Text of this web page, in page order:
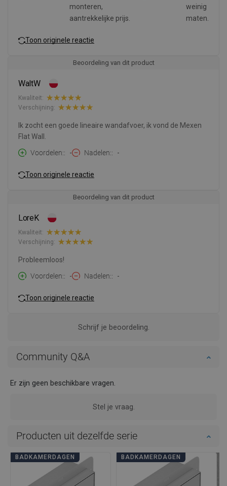
monteren,
aantrekkelijke prijs.
weinig
maten.
Toon originele reactie
Beoordeling van dit product
WaltW
Kwaliteit:
Verschijning:
Ik zocht een goede lineaire wandafvoer, ik vond de Mexen
Flat Wall.
Voordelen:
- Nadelen: -
Toon originele reactie
Beoordeling van dit product
LoreK
Kwaliteit:
Verschijning:
Probleemloos!
Voordelen:
- Nadelen: -
Toon originele reactie
Schrijf je beoordeling.
Community Q&A
Er zijn geen beschikbare vragen.
Stel je vraag.
Producten uit dezelfde serie
BADKAMERDAGEN BADKAMERDAGEN